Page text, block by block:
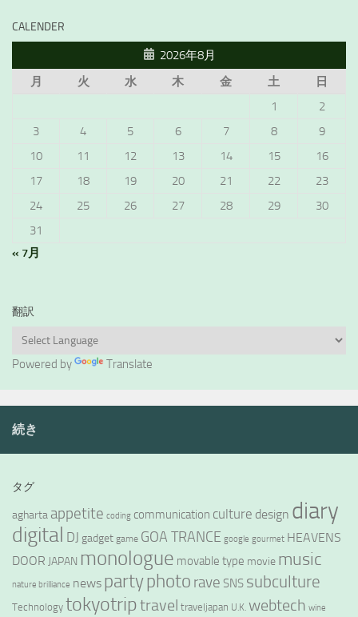
CALENDER
2026年8月
月
火 水 木 金 土
日
1
2
3
4 5 6 7 8
9
10
11 12 13 14 15
16
17
18 19 20 21 22
23
24
25 26 27 28 29
30
31
« 7月
翻訳
Powered by Translate
続き
タグ
agharta appetite coding communication culture design diary
digital DJ gadget game GOA TRANCE google gourmet HEAVENS
DOOR JAPAN monologue movable type movie music
nature brilliance news partyphoto rave SNS subculture
Technology tokyotriptravel traveljapan U.K. webtech wine